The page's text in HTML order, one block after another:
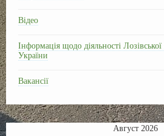
Відео
Інформація щодо діяльності
України
Вакансії
Август 2026